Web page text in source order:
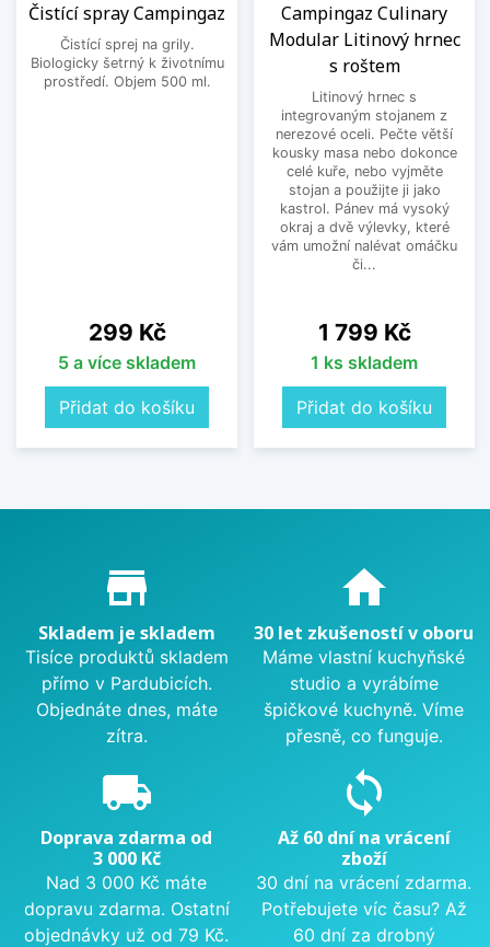
Čistící spray Campingaz
Čistící sprej na grily.
Biologicky šetrný k životnímu
prostředí. Objem 500 ml.
Cena
299 Kč
5 a více skladem
Přidat do košíku
Campingaz Culinary
Modular Litinový hrnec
s roštem
Litinový hrnec s
integrovaným stojanem z
nerezové oceli. Pečte větší
kousky masa nebo dokonce
celé kuře, nebo vyjměte
stojan a použijte ji jako
kastrol. Pánev má vysoký
okraj a dvě výlevky, které
vám umožní nalévat omáčku
či...
Cena
1 799 Kč
1 ks skladem
Přidat do košíku
Proč nakupovat u nás?
store_mall_directory
Skladem je skladem
Tisíce produktů skladem
přímo v Pardubicích.
Objednáte dnes, máte
zítra.
home
30 let zkušeností v oboru
Máme vlastní kuchyňské
studio a vyrábíme
špičkové kuchyně. Víme
přesně, co funguje.
local_shipping
Doprava zdarma od
3 000 Kč
Nad 3 000 Kč máte
dopravu zdarma. Ostatní
objednávky už od 79 Kč.
sync
Až 60 dní na vrácení
zboží
30 dní na vrácení zdarma.
Potřebujete víc času? Až
60 dní za drobný